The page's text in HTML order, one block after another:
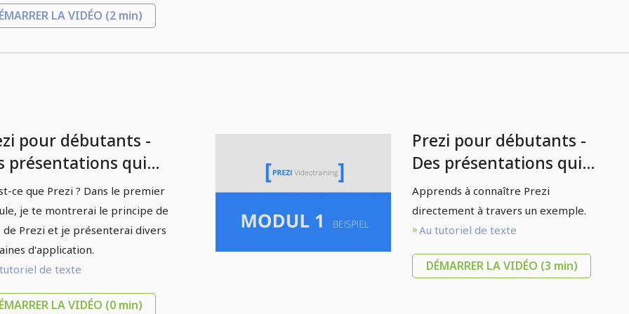
LA VIDÉO (2 min)
pour débutants -
présentations qui
- 1.1
ce que Prezi ? Dans le premier
je te montrerai le principe de
de Prezi et je présenterai divers
d'application.
de texte
LA VIDÉO (0 min)
Prezi pour débutants -
Des présentations qui
enchantent - 1.2
Exemple
Apprends à connaître Prezi
directement à travers un exemple.
Au tutoriel de texte
DÉMARRER LA VIDÉO (3 min)